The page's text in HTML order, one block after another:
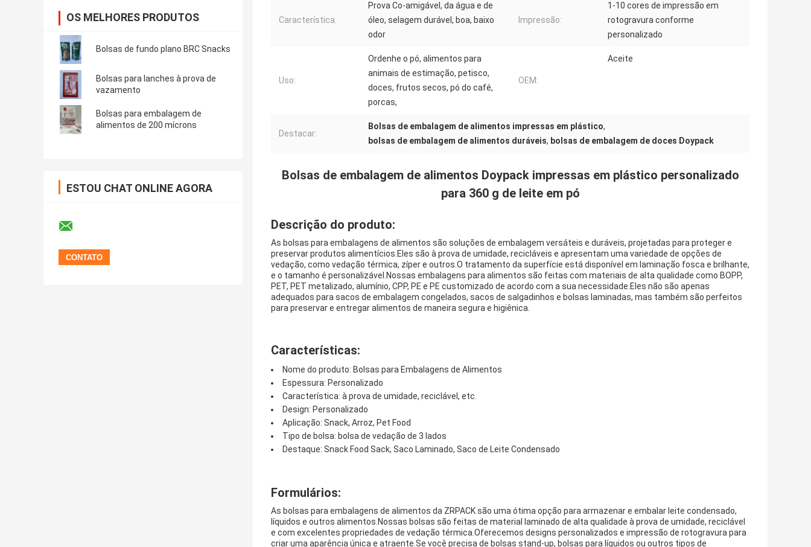
OS MELHORES PRODUTOS
Bolsas de fundo plano BRC Snacks
Bolsas para lanches à prova de
vazamento
Bolsas para embalagem de
alimentos de 200 mícrons
ESTOU CHAT ONLINE AGORA
Característica:
Prova Co-amigável, da água e de
óleo, selagem durável, boa, baixo
odor
Impressão:
1-10 cores de impressão em
rotogravura conforme
personalizado
Uso:
Ordenhe o pó, alimentos para
animais de estimação, petisco,
doces, frutos secos, pó do café,
porcas,
OEM:
Aceite
Destacar:
Bolsas de embalagem de alimentos impressas em plástico,
bolsas de embalagem de alimentos duráveis, bolsas de embalagem de doces Doypack
Bolsas de embalagem de alimentos Doypack impressas em plástico personalizado
para 360 g de leite em pó
Descrição do produto:
As bolsas para embalagens de alimentos são soluções de embalagem versáteis e duráveis, projetadas para proteger e
preservar produtos alimentícios.Eles são à prova de umidade, recicláveis ​​e apresentam uma variedade de opções de
vedação, como vedação térmica, zíper e outros.O tratamento da superfície está disponível em laminação fosca e brilhante,
e o tamanho é personalizável.Nossas embalagens para alimentos são feitas com materiais de alta qualidade como BOPP,
PET, PET metalizado, alumínio, CPP, PE e PE customizado de acordo com a sua necessidade.Eles não são apenas
adequados para sacos de embalagem congelados, sacos de salgadinhos e bolsas laminadas, mas também são perfeitos
para preservar e entregar alimentos de maneira segura e higiênica.
Características:
Nome do produto: Bolsas para Embalagens de Alimentos
Espessura: Personalizado
Característica: à prova de umidade, reciclável, etc.
Design: Personalizado
Aplicação: Snack, Arroz, Pet Food
Tipo de bolsa: bolsa de vedação de 3 lados
Destaque: Snack Food Sack, Saco Laminado, Saco de Leite Condensado
Formulários:
As bolsas para embalagens de alimentos da ZRPACK são uma ótima opção para armazenar e embalar leite condensado,
líquidos e outros alimentos.Nossas bolsas são feitas de material laminado de alta qualidade à prova de umidade, reciclável
e com excelentes propriedades de vedação térmica.Oferecemos designs personalizados e impressão de rotogravura para
criar uma aparência única e atraente.Se você precisa de bolsas stand-up, bolsas para líquidos ou outros tipos de